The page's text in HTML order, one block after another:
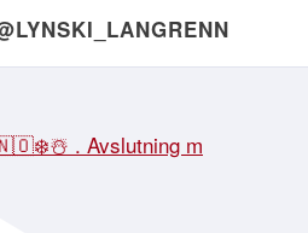
🇳🇴❄️☃️ . Avslutning m